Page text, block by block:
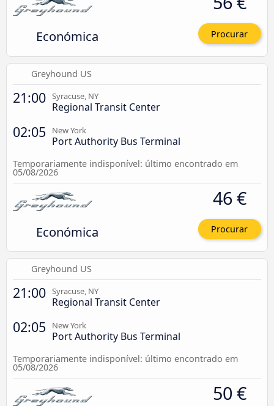
Económica Procurar
Greyhound US
21:00 Syracuse, NY
Regional Transit Center
02:05 New York
Port Authority Bus Terminal
Temporariamente indisponível: último encontrado em
05/08/2026
Económica
46 €
Procurar
Greyhound US
21:00 Syracuse, NY
Regional Transit Center
02:05 New York
Port Authority Bus Terminal
Temporariamente indisponível: último encontrado em
05/08/2026
50 €